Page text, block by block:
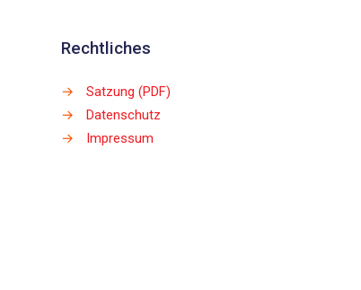
Rechtliches
→
Satzung (PDF)
→
Datenschutz
→
Impressum